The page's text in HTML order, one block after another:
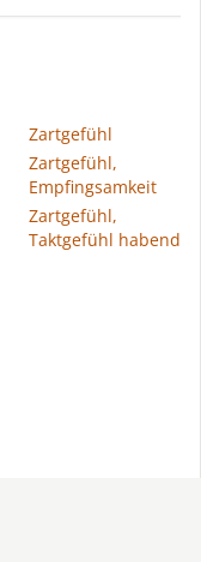
Zartgefühl
Zartgefühl,
Empfingsamkeit
Zartgefühl,
Taktgefühl habend